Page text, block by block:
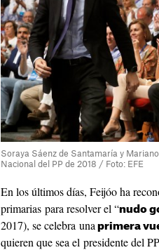
Soraya Sáenz de Santamaría y
Nacional del PP de 2018 / Foto: EFE
En los últimos días, Feijóo ha
primarias para resolver el “nudo
2017), se celebra una primera
quieren que sea el presidente del